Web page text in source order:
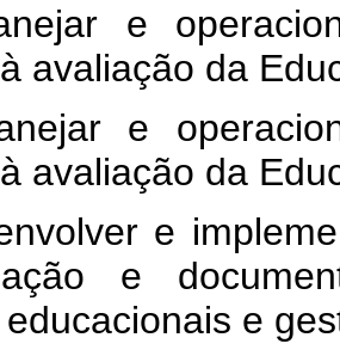
e
avaliação da
e
avaliação da
e
e
e